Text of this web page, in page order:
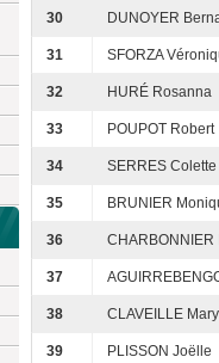
30 DUNOYER
31 SFORZA
32 HURÉ Rosanna
33 POUPOT Robert
34 SERRES Colette
35 BRUNIER
36 CHARBONNIER
37
38 CLAVEILLE
39 PLISSON Joëlle